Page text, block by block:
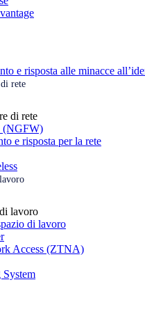
e risposta alle minacce
rete
di rete
(NGFW)
e risposta per la rete
lavoro
di lavoro
Access (ZTNA)